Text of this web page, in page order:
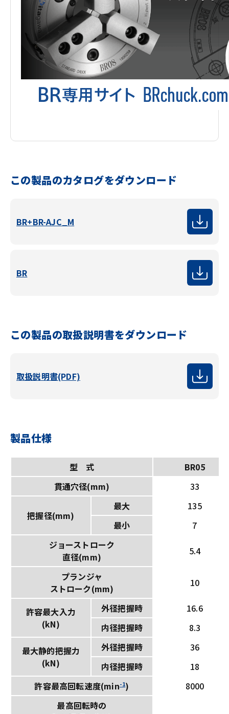
この製品のカタログをダウンロード
BR+BR-AJC_M
BR
この製品の取扱説明書をダウンロード
取扱説明書(PDF)
製品仕様
型 式
BR05
貫通穴径(mm)
33
把握径(mm)
最大
135
最小
7
ジョーストローク
直径(mm)
5.4
プランジャ
ストローク(mm)
10
許容最大入力
(kN)
外径把握時
16.6
内径把握時
8.3
最大静的把握力
(kN)
外径把握時
36
内径把握時
18
許容最高回転速度(min-1)
8000
最高回転時の